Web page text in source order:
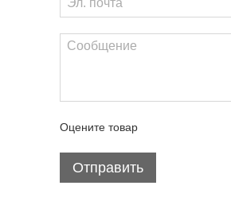
Оцените товар
Отправить